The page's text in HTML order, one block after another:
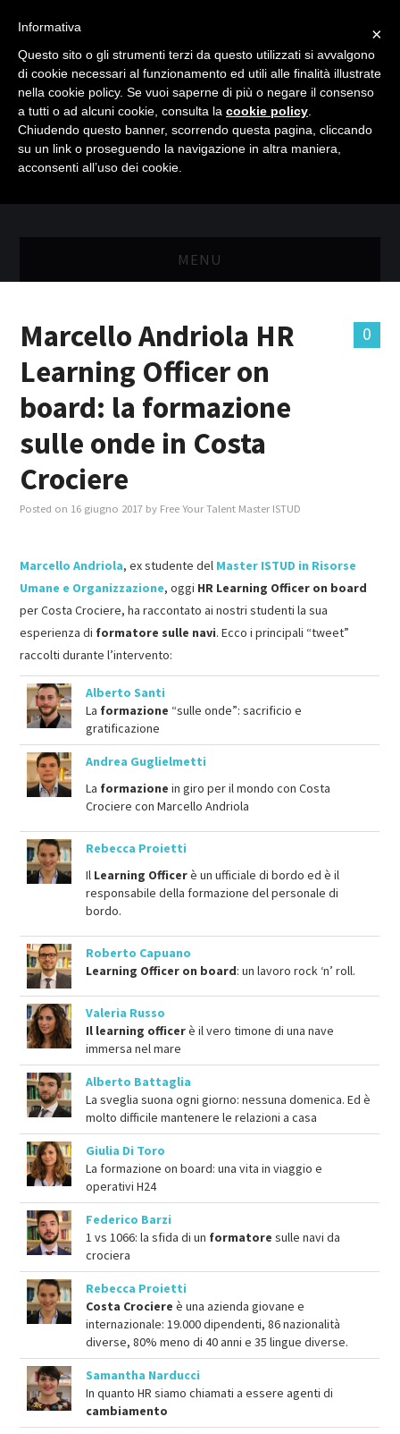
MENU
MASTER MARKETING & RETAIL
SCIENZIATI IN AZIENDA
MASTER IN FOOD & BEVERAGE
GIURISTI IN AZIENDA
0
Marcello Andriola HR
Learning Officer on
board: la formazione
sulle onde in Costa
Crociere
Posted on 16 giugno 2017 by Free Your Talent Master ISTUD
Marcello Andriola, ex studente del Master ISTUD in Risorse
Umane e Organizzazione, oggi HR Learning Officer on board
per Costa Crociere, ha raccontato ai nostri studenti la sua
esperienza di formatore sulle navi. Ecco i principali “tweet”
raccolti durante l’intervento:
Alberto Santi
La formazione “sulle onde”: sacrificio e
gratificazione
Andrea Guglielmetti
La formazione in giro per il mondo con Costa
Crociere con Marcello Andriola
Rebecca Proietti
Il Learning Officerè un ufficiale di bordo ed è il
responsabile della formazione del personale di
bordo.
Roberto Capuano
Learning Officer on board: un lavoro rock ‘n’ roll.
Valeria Russo
Il learning officerè il vero timone di una nave
immersa nel mare
Alberto Battaglia
La sveglia suona ogni giorno: nessuna domenica. Ed è
molto difficile mantenere le relazioni a casa
Giulia Di Toro
La formazione on board: una vita in viaggio e
operativi H24
Federico Barzi
1 vs 1066: la sfida di un formatore sulle navi da
crociera
Rebecca Proietti
Costa Crociere è una azienda giovane e
internazionale: 19.000 dipendenti, 86 nazionalità
diverse, 80% meno di 40 anni e 35 lingue diverse.
Samantha Narducci
In quanto HR siamo chiamati a essere agenti di
cambiamento
×
Informativa
Questo sito o gli strumenti terzi da questo utilizzati si avvalgono
di cookie necessari al funzionamento ed utili alle finalità illustrate
nella cookie policy. Se vuoi saperne di più o negare il consenso
a tutti o ad alcuni cookie, consulta la cookie policy
Chiudendo questo banner, scorrendo questa pagina, cliccando
su un link o proseguendo la navigazione in altra maniera,
acconsenti all’uso dei cookie.